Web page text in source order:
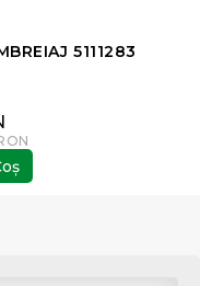
5111283